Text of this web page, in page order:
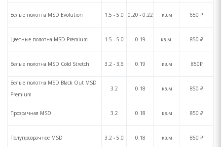
Белые полотна MSD Evolution 1.5 - 5.0 0.20 - 0.22 кв.м 650 ₽
Цветные полотна MSD Premium 1.5 - 5.0 0.19 кв.м. 850 ₽
Белые полотна MSD Cold Stretch 3.2 - 3,6 0.19 кв.м 850₽
Белые полотна MSD Black Out MSD
Premium
3.2 0.18 кв.м 850 ₽
Прозрачная MSD 3.2 0.18 кв.м 850 ₽
Полупрозрачное MSD 3.2 - 5.0 0.18 кв.м 850 ₽